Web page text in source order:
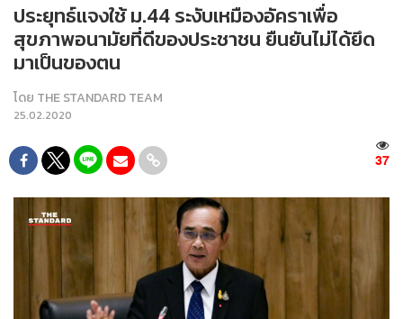
ประยุทธ์แจงใช้ ม.44 ระงับเหมืองอัคราเพื่อ
สุขภาพอนามัยที่ดีของประชาชน ยืนยันไม่ได้ยึด
มาเป็นของตน
โดย THE STANDARD TEAM
25.02.2020
37